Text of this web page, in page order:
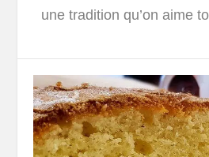
une tradition qu’on aime